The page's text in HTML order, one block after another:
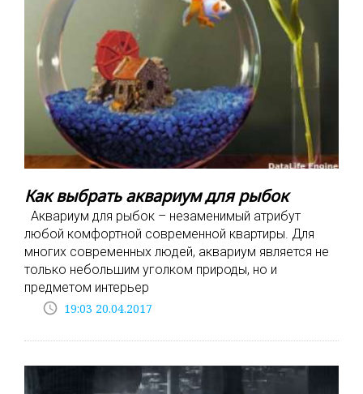
Как выбрать аквариум для рыбок
Аквариум для рыбок – незаменимый атрибут
любой комфортной современной квартиры. Для
многих современных людей, аквариум является не
только небольшим уголком природы, но и
предметом интерьер
access_time 19:03 20.04.2017